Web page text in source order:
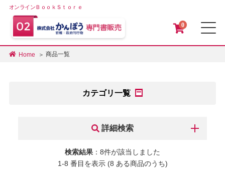
オンラインＢｏｏｋＳｔｏｒｅ
0
Home 商品一覧
カテゴリ一覧
詳細検索
検索結果 ：8件が該当しました
1-8 番目を表示 (8 ある商品のうち)